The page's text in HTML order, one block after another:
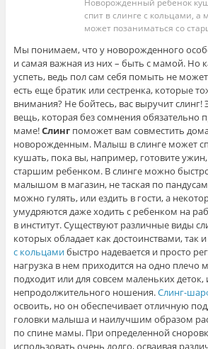
Новорожденный ребенок
спит в слинге с кольцами, а
может позаниматься со
Мы понимаем, что у новорожденного
и самая важная из них – быть с мамой. Но
успеть, ведь пол сам себя помыть не
есть еще братик или сестренка, которые
внимания? Не бойтесь, вас выручит слинг!
вещь, которая без сомнения обязательно
маме!Слингпоможет вам совместить
новорожденным. Малыш в слинге может
кушать, пока вы, например, готовите ужин,
старшим ребенком. В слинге можно
малышом в магазин, не таская по пандусам
можно гулять, или ездить в гости, а
умудряются даже ходить с ребенком на
в институт. Существуют различные виды
которых обладает как достоинствами, так
с кольцамибыстро надевается и просто
нагрузка в нем приходится на одно плечо
подходит или для совсем маленьких деток,
непродолжительного ношения.Слинг-
освоить, но он обеспечивает отличную
головки малыша и наилучшим образом
по спине мамы. При определенной